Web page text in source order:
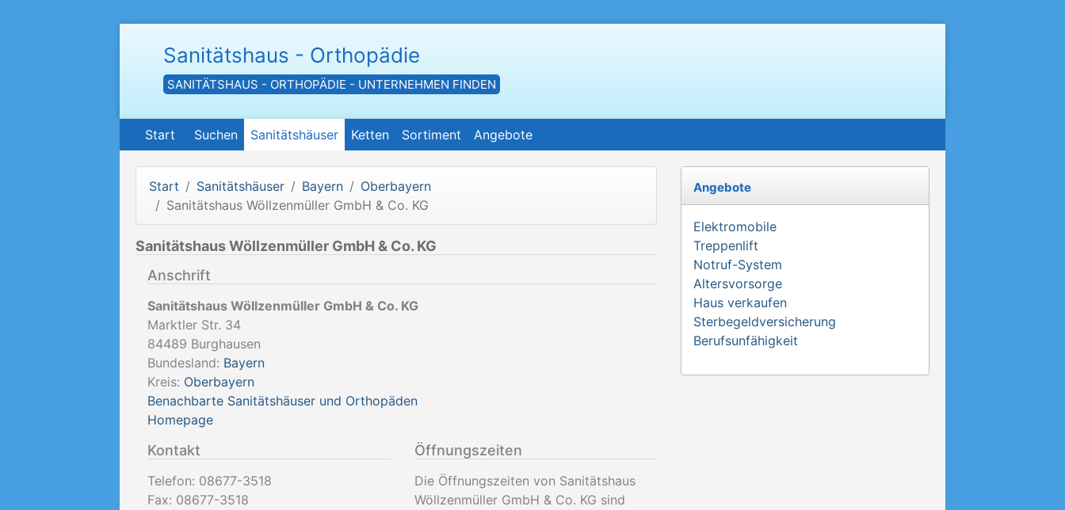
Sanitätshaus - Orthopädie
SANITÄTSHAUS - ORTHOPÄDIE - UNTERNEHMEN FINDEN
Start Suchen Sanitätshäuser Ketten Sortiment Angebote
Start Sanitätshäuser Bayern
Oberbayern
Sanitätshaus Wöllzenmüller GmbH & Co. KG
Sanitätshaus Wöllzenmüller GmbH & Co. KG
Anschrift
Sanitätshaus Wöllzenmüller GmbH & Co. KG
Marktler Str. 34
84489 Burghausen
Bundesland: Bayern
Kreis: Oberbayern
Benachbarte Sanitätshäuser und Orthopäden
Homepage
Kontakt
Telefon: 08677-3518
Fax: 08677-3518
Öffnungszeiten
Die Öffnungszeiten von Sanitätshaus
Wöllzenmüller GmbH & Co. KG sind
Angebote
Elektromobile
Treppenlift
Notruf-System
Altersvorsorge
Haus verkaufen
Sterbegeldversicherung
Berufsunfähigkeit